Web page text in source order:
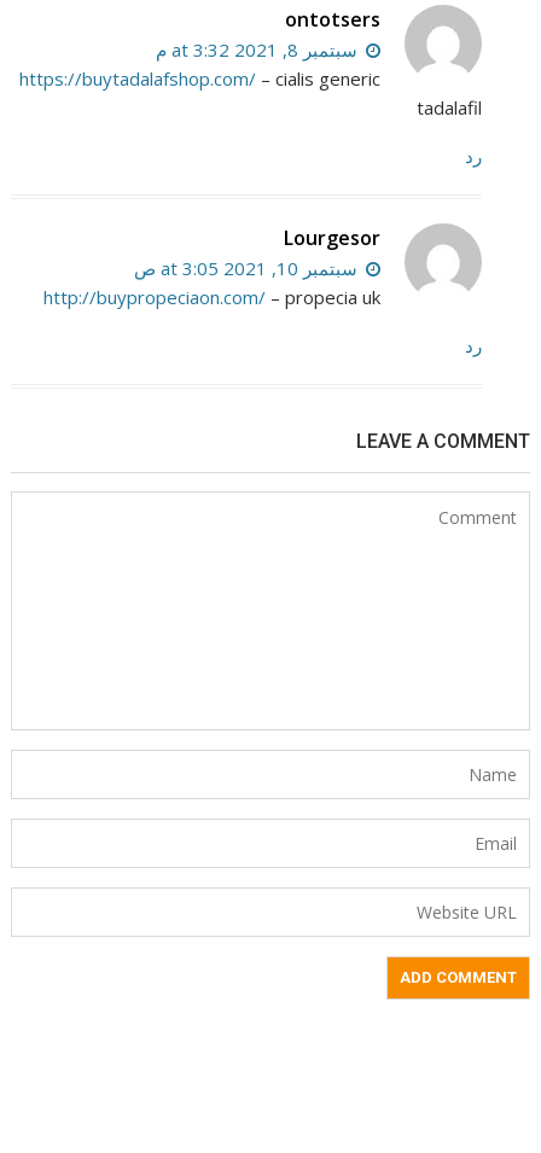
ontotsers
سبتمبر 8, 2021 at 3:32 م
https://buytadalafshop.com/– cialis generic
tadalafil
رد
Lourgesor
سبتمبر 10, 2021 at 3:05 ص
http://buypropeciaon.com/– propecia uk
رد
LEAVE A COMMENT